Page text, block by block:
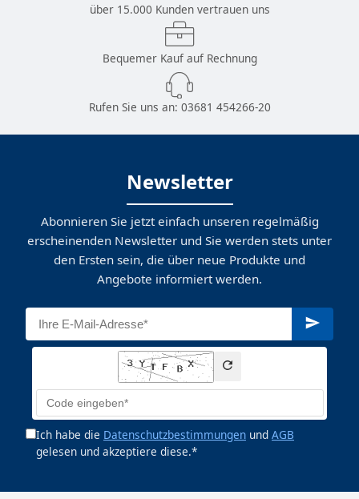
über 15.000 Kunden vertrauen uns
Bequemer Kauf auf Rechnung
Rufen Sie uns an: 03681 454266-20
Newsletter
Abonnieren Sie jetzt einfach unseren regelmäßig
erscheinenden Newsletter und Sie werden stets unter
den Ersten sein, die über neue Produkte und
Angebote informiert werden.
Ich habe die Datenschutzbestimmungen und AGB
gelesen und akzeptiere diese.*